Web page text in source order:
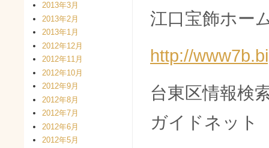
江口宝飾ホー
http://
台東区情報検
ガイドネット
2013年3月
2013年2月
2013年1月
2012年12月
2012年11月
2012年10月
2012年9月
2012年8月
2012年7月
2012年6月
2012年5月